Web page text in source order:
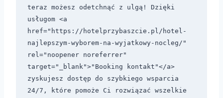
teraz możesz odetchnąć z ulgą! Dzięki
usługom <a
href="https://hotelprzybaszcie.pl/hotel-
najlepszym-wyborem-na-wyjatkowy-nocleg/"
rel="noopener noreferrer"
target="_blank">"Booking kontakt"</a>
zyskujesz dostęp do szybkiego wsparcia
24/7, które pomoże Ci rozwiązać wszelkie